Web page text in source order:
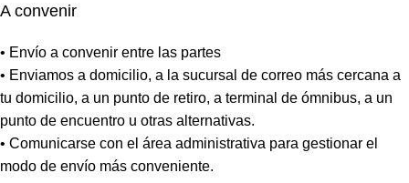
A convenir
• Envío a convenir entre las partes
• Enviamos a domicilio, a la sucursal de correo más cercana a
tu domicilio, a un punto de retiro, a terminal de ómnibus, a un
punto de encuentro u otras alternativas.
• Comunicarse con el área administrativa para gestionar el
modo de envío más conveniente.